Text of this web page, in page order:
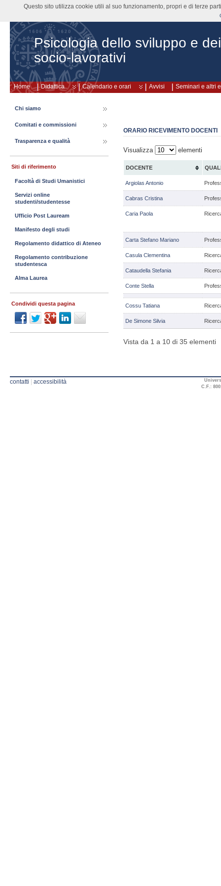
Psicologia dello sviluppo e
socio-lavorativi
Home Didattica Calendario e orari Avvisi Seminari e altri
ORARIO RICEVIMENTO DOCENTI
Visualizza elementi
DOCENTE
Argiolas Antonio
Cabras Cristina
Caria Paola
Carta Stefano Mariano
Casula Clementina
Cataudella Stefania
Conte Stella
Cossu Tatiana
De Simone Silvia
Vista da 1 a 10 di 35 elementi
Chi siamo
Comitati e commissioni
Trasparenza e qualità
Siti di riferimento
Facoltà di Studi Umanistici
Servizi online
studenti/studentesse
Ufficio Post Lauream
Manifesto degli studi
Regolamento didattico di Ateneo
Regolamento contribuzione
studentesca
Alma Laurea
Condividi questa pagina
contatti accessibilità
C.F.:
Questo sito utilizza cookie utili al suo funzionamento, propri e di terze